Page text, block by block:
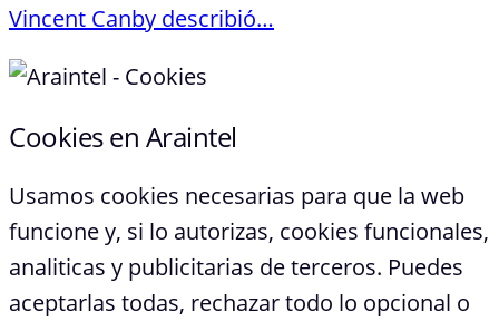
Vincent Canby describió…
Cookies en Araintel
Usamos cookies necesarias para que la web
funcione y, si lo autorizas, cookies funcionales,
analiticas y publicitarias de terceros. Puedes
aceptarlas todas, rechazar todo lo opcional o